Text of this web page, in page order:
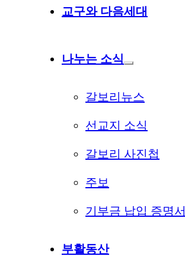
교구와 다음세대
나누는 소식
갈보리뉴스
선교지 소식
갈보리 사진첩
주보
기부금 납입 증명서
부활동산